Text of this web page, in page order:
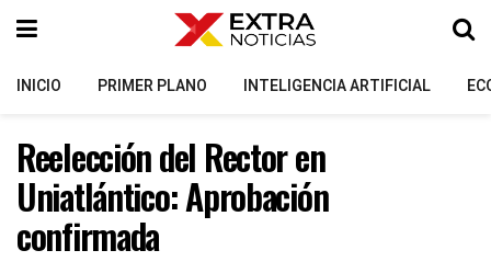
INICIO PRIMER PLANO INTELIGENCIA ARTIFICIAL
Reelección del Rector en
Uniatlántico: Aprobación
confirmada